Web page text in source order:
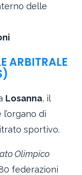
delle
ARBITRALE
Losanna, il
l’organo di
sportivo.
Olimpico
federazioni